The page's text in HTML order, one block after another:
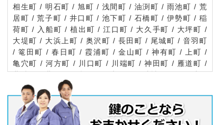
相生町 / 明石町 / 旭町 / 浅間町 / 油渕町 / 雨池町 / 荒
居町 / 荒子町 / 井口町 / 池下町 / 石橋町 / 伊勢町 / 稲
荷町 / 入船町 / 植出町 / 江口町 / 大久手町 / 大坪町 /
大堤町 / 大浜上町 / 奥沢町 / 長田町 / 尾城町 / 音羽町
/ 篭田町 / 春日町 / 霞浦町 / 金山町 / 神有町 / 上町 /
亀穴町 / 河方町 / 川口町 / 川端町 / 神田町 / 雁道町 /
北浦町 / 北町 / 久沓町 / 栗山町 / 源氏神明町 / 源氏町
/ 鴻島町 / 港南町 / 向陽町 / 湖西町 / 小屋下町 / 権現
町 / 権田町 / 幸町 / 栄町 / 坂口町 / 作塚町 / 笹山町 /
沢渡町 / 三角町 / 三間町 / 三度山町 / 汐田町 / 塩浜町
/ 潮見町 / 志貴崎町 / 志貴町 / 島池町 / 清水町 / 下洲